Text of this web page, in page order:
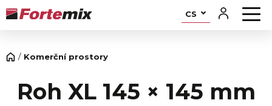
CS
Komerční prostory
Roh XL 145 × 145 mm